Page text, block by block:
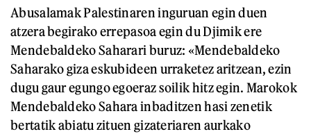
Abusalamak Palestinaren inguruan egin duen
atzera begirako errepasoa egin du Djimik ere
Mendebaldeko Saharari buruz: «Mendebaldeko
Saharako giza eskubideen urraketez aritzean, ezin
dugu gaur egungo egoeraz soilik hitz egin. Marokok
Mendebaldeko Sahara inbaditzen hasi zenetik
bertatik abiatu zituen gizateriaren aurkako